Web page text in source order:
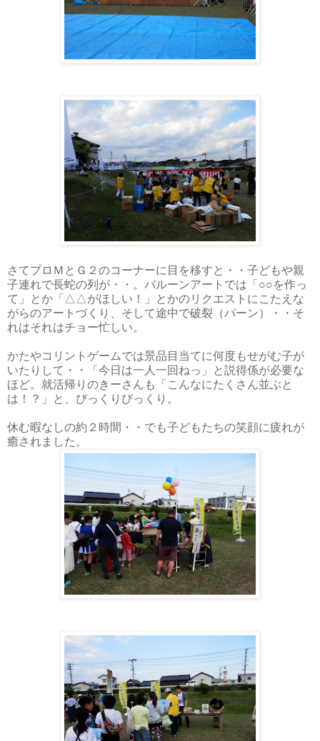
さてプロＭ とＧ２ のコーナーに目を移すと・・子どもや親
子連れで長蛇の列が・・。バルーンアートでは「○○を作っ
て」とか「△△がほしい！」とかのリクエストにこたえな
がらのアートづくり、そして途中で破裂（パーン）・・そ
れはそれはチョー忙しい。
かたやコリントゲームでは景品目当てに何度もせがむ子が
いたりして・・「今日は一人一回ねっ」と説得係が必要な
ほど。就活帰りのきーさんも「こんなにたくさん並ぶと
は！？」と、びっくりびっくり。
休む暇なしの約２ 時間・・でも子どもたちの笑顔に疲れが
癒されました。